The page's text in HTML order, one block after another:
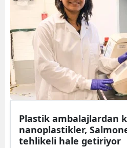
Plastik ambalajlardan
nanoplastikler,
tehlikeli hale getiriyor